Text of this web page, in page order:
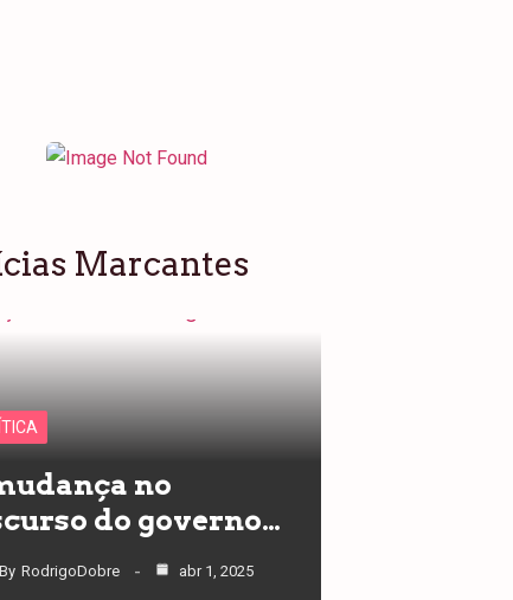
Marcantes
no
do governo…
By RodrigoDobre abr 1, 2025